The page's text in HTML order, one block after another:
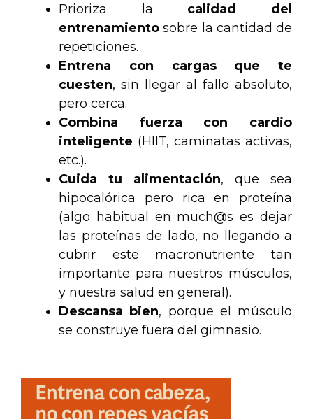
Prioriza la calidad del
entrenamiento sobre la cantidad de
repeticiones.
Entrena con cargas que te
cuesten, sin llegar al fallo absoluto,
pero cerca.
Combina fuerza con cardio
inteligente (HIIT, caminatas activas,
etc.).
Cuida tu alimentación, que sea
hipocalórica pero rica en proteína
(algo habitual en much@s es dejar
las proteínas de lado, no llegando a
cubrir este macronutriente tan
importante para nuestros músculos,
y nuestra salud en general).
Descansa bien, porque el músculo
se construye fuera del gimnasio.
.